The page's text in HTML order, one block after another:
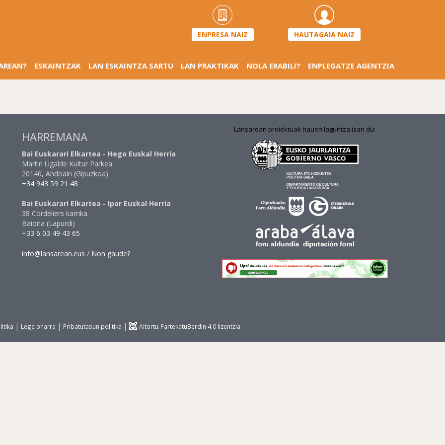
ENPRESA NAIZ HAUTAGAIA NAIZ
ESKAINTZAK LAN ESKAINTZA SARTU LAN PRAKTIKAK NOLA ERABILI? ENPLEGATZE AGENTZIA
HARREMANA
Bai Euskarari Elkartea - Hego Euskal Herria
Martin Ugalde Kultur Parkea
20140, Andoain (Gipuzkoa)
+34 943 59 21 48
Bai Euskarari Elkartea - Ipar Euskal Herria
38 Cordeliers karrika
Baiona (Lapurdi)
+33 6 03 49 43 65
info@lansarean.eus / Non gaude?
Lansarean proiektuak hauen laguntza izan du:
| Lege oharra | Pribatutasun politika | Aitortu-PartekatuBerdin 4.0 lizentzia